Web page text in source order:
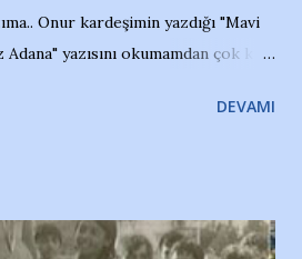
Onur kardeşimin yazdığı "Mavi
yazısını okumamdan çok kısa
İstanbul takımlarının
görmek istemediklerini bir
DEVAMI